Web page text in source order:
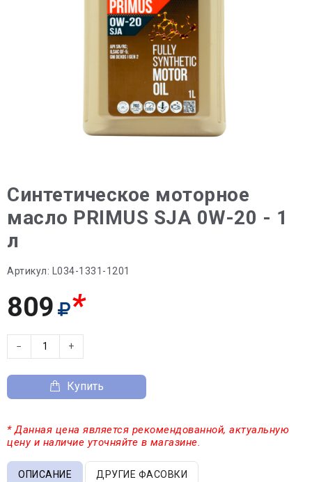
Синтетическое моторное
масло PRIMUS SJA 0W-20 - 1
л
Артикул: L034-1331-1201
809 *
− +
Купить
* Данная цена является рекомендованной, актуальную
цену и наличие уточняйте в магазине.
ОПИСАНИЕ ДРУГИЕ ФАСОВКИ